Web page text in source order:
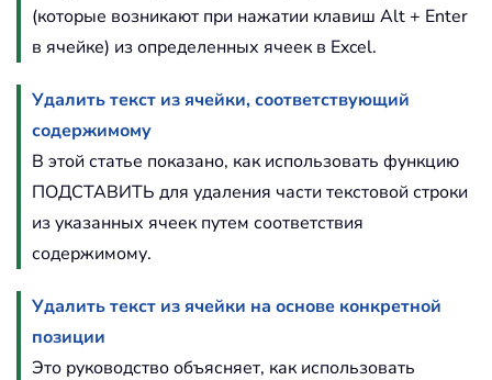
(которые возникают при нажатии клавиш Alt + Enter
в ячейке) из определенных ячеек в Excel.
Удалить текст из ячейки, соответствующий
содержимому
В этой статье показано, как использовать функцию
ПОДСТАВИТЬ для удаления части текстовой строки
из указанных ячеек путем соответствия
содержимому.
Удалить текст из ячейки на основе конкретной
позиции
Это руководство объясняет, как использовать